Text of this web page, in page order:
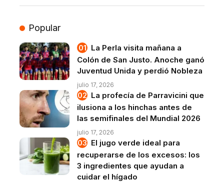
Popular
La Perla visita mañana a
Colón de San Justo. Anoche ganó
Juventud Unida y perdió Nobleza
julio 17, 2026
La profecía de Parravicini que
ilusiona a los hinchas antes de
las semifinales del Mundial 2026
julio 17, 2026
El jugo verde ideal para
recuperarse de los excesos: los
3 ingredientes que ayudan a
cuidar el hígado